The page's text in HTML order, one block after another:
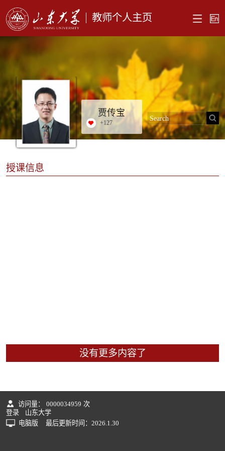
教师个人主页
贾传宝
+127
授课信息
没有更多内容了
访问量： 0000034959 次
登录
山东大学
电脑版
最后更新时间： 2026 1 30